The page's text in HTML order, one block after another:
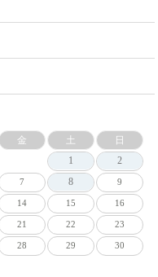
金 土
日
1
2
7 8 9
14 15 16
21 22 23
28 29 30